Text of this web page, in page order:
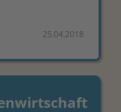
25.04.2018